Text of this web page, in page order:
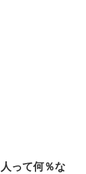
って何％な